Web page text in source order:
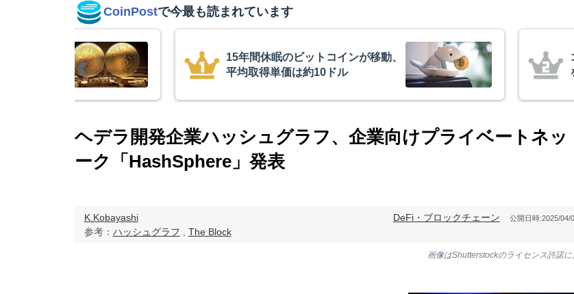
CoinPostで今最も読まれています
コインチェック、1銘柄の上場廃止
を発表
ヘデラ開発企業ハッシュグラフ、企業向けプライベートネッ
ーク「HashSphere」発表
K.Kobayashi
参考： ハッシュグラフ The Block
DeFi・ブロックチェーン 公開日時:2025/04/
画像はShutterstockのライセンス許諾に